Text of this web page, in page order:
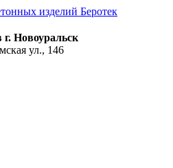
г. Новоуральск
ул., 146